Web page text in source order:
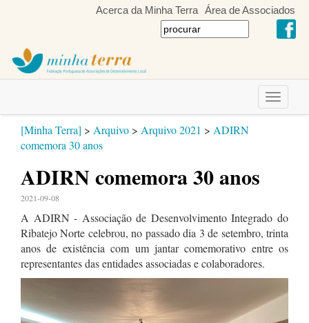
Acerca da Minha Terra Área de Associados
Toggle
[Minha Terra] > Arquivo > Arquivo 2021 > ADIRN
comemora 30 anos
ADIRN comemora 30 anos
2021-09-08
A ADIRN - Associação de Desenvolvimento Integrado do
Ribatejo Norte celebrou, no passado dia 3 de setembro, trinta
anos de existência com um jantar comemorativo entre os
representantes das entidades associadas e colaboradores.